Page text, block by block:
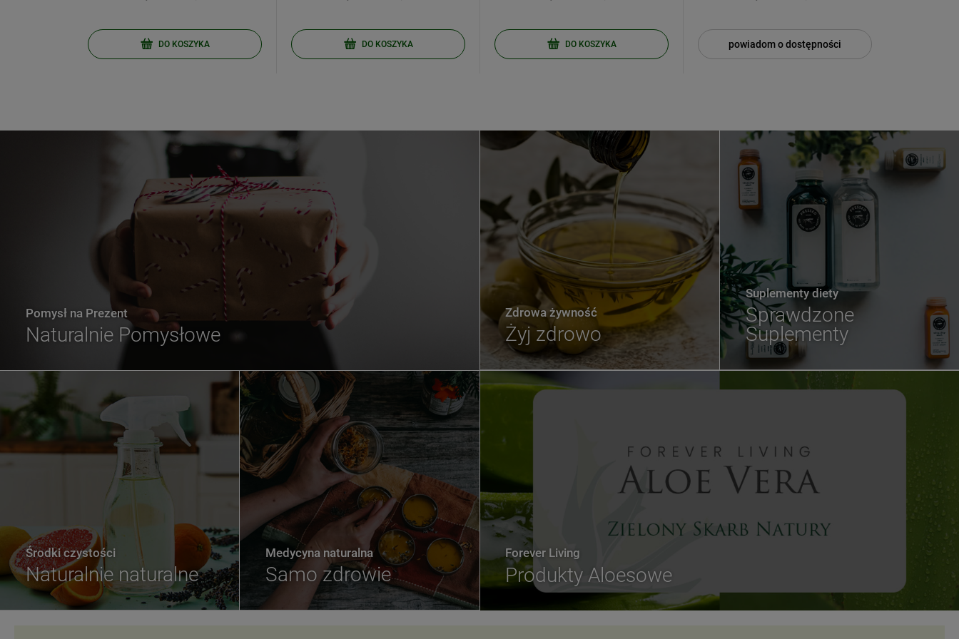
DO KOSZYKA DO KOSZYKA DO KOSZYKA powiadom o dostępności
Pomysł na Prezent
Naturalnie Pomysłowe
Zdrowa żywność
Żyj zdrowo
Suplementy diety
Sprawdzone
Suplementy
Forever Living
Produkty Aloesowe
Środki czystości
Naturalnie naturalne
Medycyna naturalna
Samo zdrowie